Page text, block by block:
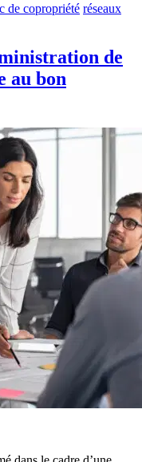
de copropriété réseaux
de
au bon